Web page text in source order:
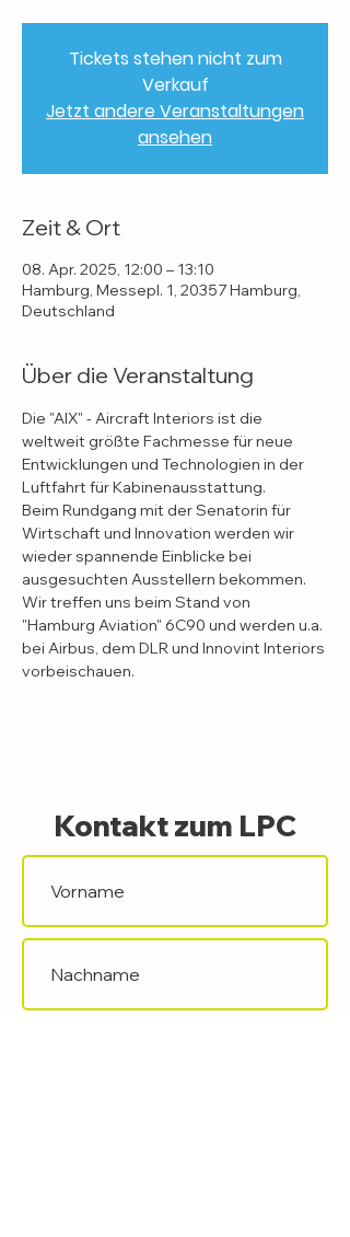
Tickets stehen nicht zum
Verkauf
Jetzt andere Veranstaltungen
ansehen
Zeit & Ort
08. Apr. 2025, 12:00 – 13:10
Hamburg, Messepl. 1, 20357 Hamburg,
Deutschland
Über die Veranstaltung
Die "AIX" - Aircraft Interiors ist die
weltweit größte Fachmesse für neue
Entwicklungen und Technologien in der
Luftfahrt für Kabinenausstattung.
Beim Rundgang mit der Senatorin für
Wirtschaft und Innovation werden wir
wieder spannende Einblicke bei
ausgesuchten Ausstellern bekommen.
Wir treffen uns beim Stand von
"Hamburg Aviation" 6C90 und werden u.a.
bei Airbus, dem DLR und Innovint Interiors
vorbeischauen.
Kontakt zum LPC